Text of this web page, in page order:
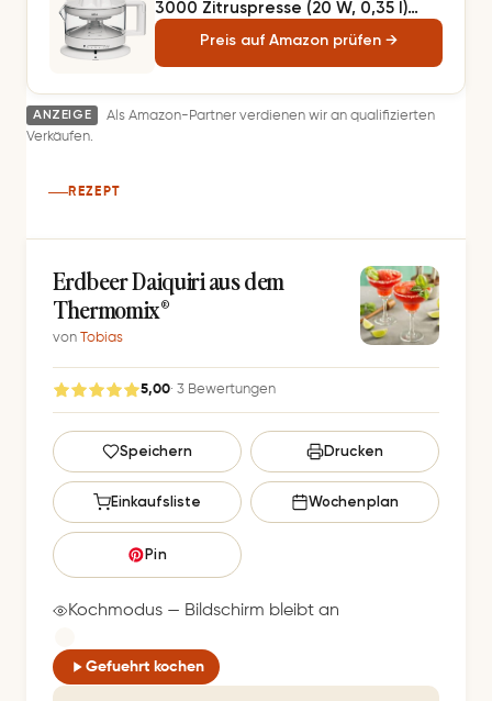
3000 Zitruspresse (20 W, 0,35 l)
weiß, 1 - pack
Preis auf Amazon prüfen →
ANZEIGE
Als Amazon-Partner verdienen wir an qualifizierten
Verkäufen.
REZEPT
Erdbeer Daiquiri aus dem
Thermomix®
von Tobias
5,00· 3 Bewertungen
G
e
s
e
c
e
r
Speichern Drucken
Einkaufsliste Wochenplan
Pin
Kochmodus — Bildschirm bleibt an
Gefuehrt kochen